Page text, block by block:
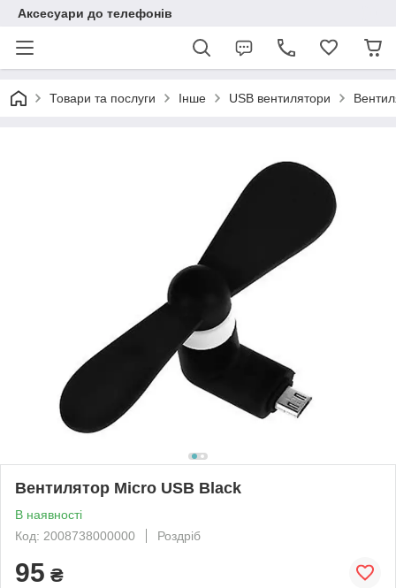
Аксесуари до телефонів
Товари та послуги Інше USB вентилятори
Вентилятор Micro USB Black
В наявності
Код: 2008738000000
Роздріб
95 ₴